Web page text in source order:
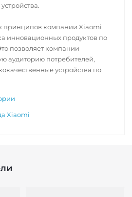
принципов компании Xiaomi
инновационных продуктов по
позволяет компании
аудиторию потребителей,
устройства по
Xiaomi